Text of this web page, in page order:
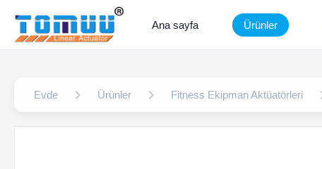
Ana sayfa Ürünler
Evde Ürünler Fitness Ekipman Aktüatörleri